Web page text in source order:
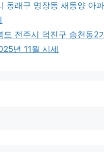
동래구 명장동 새동양 아
도 전주시 덕진구 송천동2
년 11월 시세